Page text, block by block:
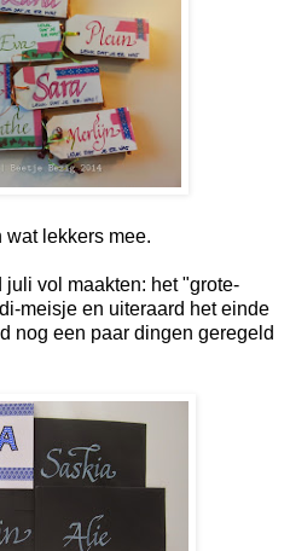
lekkers mee.
vol maakten: het "grote-
meisje en uiteraard het einde
nog een paar dingen geregeld